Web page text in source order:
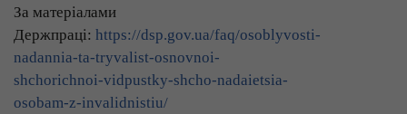
За матеріалами
Держпраці: https://dsp.gov.ua/faq/osoblyvosti-
nadannia-ta-tryvalist-osnovnoi-
shchorichnoi-vidpustky-shcho-nadaietsia-
osobam-z-invalidnistiu/